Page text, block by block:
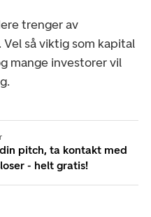
trenger av
så viktig som kapital
mange investorer vil
pitch, ta kontakt med
- helt gratis!